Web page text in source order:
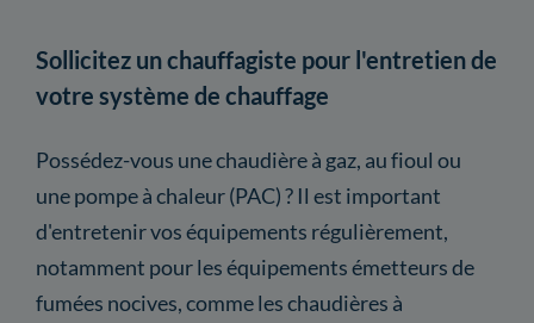
Sollicitez un chauffagiste pour l'entretien de
votre système de chauffage
Possédez-vous une chaudière à gaz, au fioul ou
une pompe à chaleur (PAC) ? Il est important
d'entretenir vos équipements régulièrement,
notamment pour les équipements émetteurs de
fumées nocives, comme les chaudières à